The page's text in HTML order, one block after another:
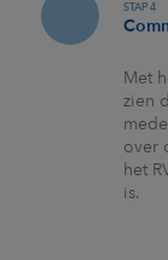
STAP 4
Met
zien
over
het
is.